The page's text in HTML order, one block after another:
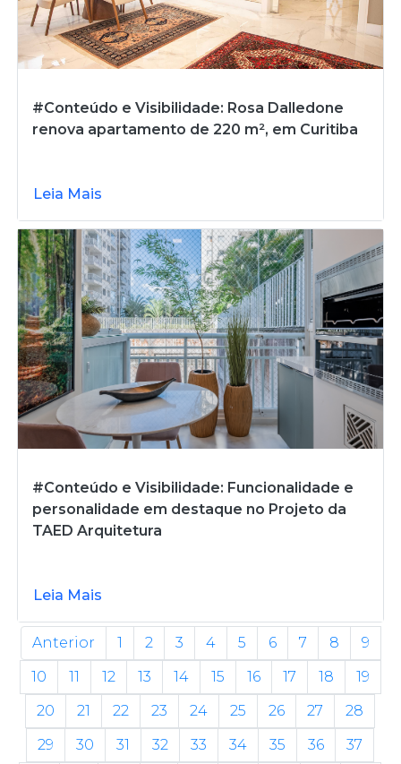
#Conteúdo e Visibilidade: Rosa Dalledone
renova apartamento de 220 m², em Curitiba
Leia Mais
#Conteúdo e Visibilidade: Funcionalidade e
personalidade em destaque no Projeto da
TAED Arquitetura
Leia Mais
Anterior 1 2 3 4 5 6 7 8
9
10
11 12 13 14 15 16 17 18
19
20
21 22 23 24 25 26 27
28
29
30 31 32 33 34 35 36
37